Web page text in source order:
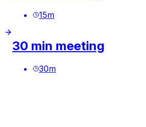
15m
30 min meeting
30m